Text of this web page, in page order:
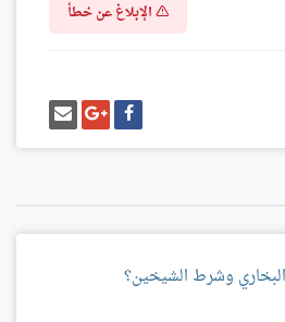
الإبلاغ عن خطأ
شارك
على
فيسبوك
شارك
على
غوغل
بلس
إرسل
إيميل
وشرط الشيخين؟